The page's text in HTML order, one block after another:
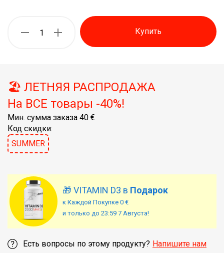
Купить
🏖️ ЛЕТНЯЯ РАСПРОДАЖА
На ВСЕ товары -40%!
Мин. сумма заказа 40 €
Код скидки:
SUMMER
🎁 VITAMIN D3 в Подарок
к Каждой Покупке 0 €
и только до 23:59 7 Августа!
Есть вопросы по этому продукту? Напишите нам